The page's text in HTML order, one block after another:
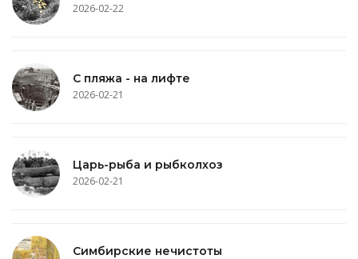
2026-02-22
С пляжа - на лифте
2026-02-21
Царь-рыба и рыбколхоз
2026-02-21
Симбирские нечистоты